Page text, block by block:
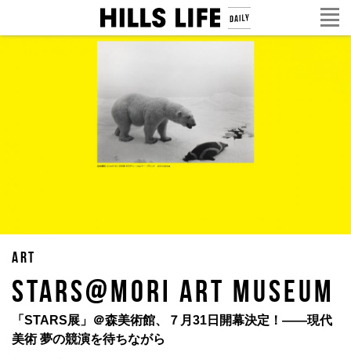
ART
STARS@MORI ART MUSEUM
「STARS展」＠森美術館、７月31日開幕決定！——現代
美術 夢の競演を待ちながら